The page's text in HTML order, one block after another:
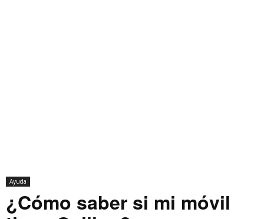
Ayuda
¿Cómo saber si mi móvil